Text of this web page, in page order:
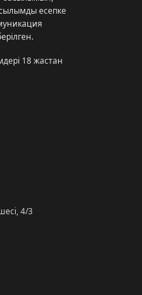
есепке
18 жастан
4/3